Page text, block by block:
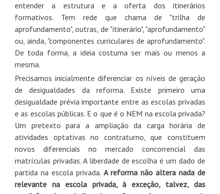
entender a estrutura e a oferta dos itinerários
formativos. Tem rede que chama de "trilha de
aprofundamento", outras, de "itinerário", "aprofundamento"
ou, ainda, "componentes curriculares de aprofundamento".
De toda forma, a ideia costuma ser mais ou menos a
mesma.
Precisamos inicialmente diferenciar os níveis de geração
de desigualdades da reforma. Existe primeiro uma
desigualdade prévia importante entre as escolas privadas
e as escolas públicas. E o que é o NEM na escola privada?
Um pretexto para a ampliação da carga horária de
atividades optativas no contraturno, que constituem
novos diferenciais no mercado concorrencial das
matrículas privadas. A liberdade de escolha é um dado de
partida na escola privada. A reforma não altera nada de
relevante na escola privada, à exceção, talvez, das